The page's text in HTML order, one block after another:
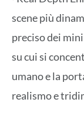
scene più
preciso dei
su cui si
umano e la
realismo e